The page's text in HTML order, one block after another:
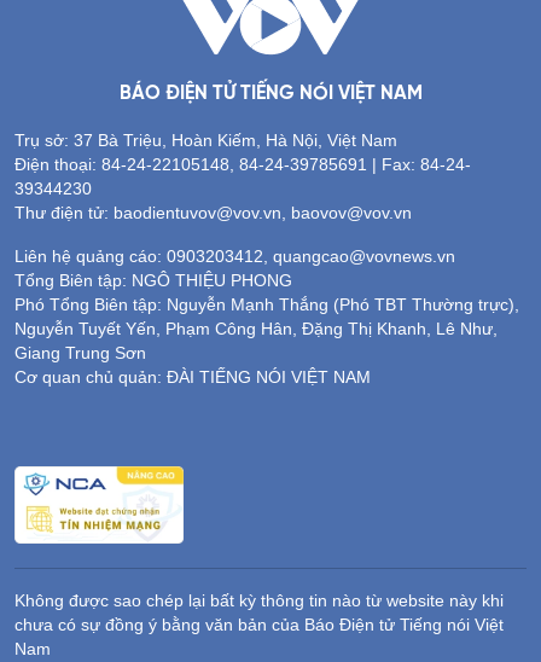
BÁO ĐIỆN TỬ TIẾNG NÓI VIỆT NAM
Trụ sở: 37 Bà Triệu, Hoàn Kiếm, Hà Nội, Việt Nam
Điện thoại: 84-24-22105148, 84-24-39785691 | Fax: 84-24-
39344230
Thư điện tử: baodientuvov@vov.vn, baovov@vov.vn
Liên hệ quảng cáo: 0903203412, quangcao@vovnews.vn
Tổng Biên tập: NGÔ THIỆU PHONG
Phó Tổng Biên tập: Nguyễn Mạnh Thắng (Phó TBT Thường trực),
Nguyễn Tuyết Yến, Phạm Công Hân, Đặng Thị Khanh, Lê Như,
Giang Trung Sơn
Cơ quan chủ quản: ĐÀI TIẾNG NÓI VIỆT NAM
Không được sao chép lại bất kỳ thông tin nào từ website này khi
chưa có sự đồng ý bằng văn bản của Báo Điện tử Tiếng nói Việt
Nam